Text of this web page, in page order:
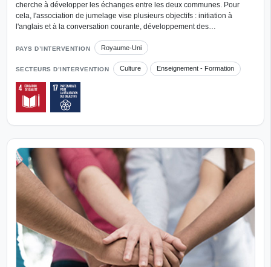
cherche à développer les échanges entre les deux communes. Pour
cela, l'association de jumelage vise plusieurs objectifs : initiation à
l'anglais et à la conversation courante, développement des…
PAYS D’INTERVENTION Royaume-Uni
SECTEURS D’INTERVENTION Culture Enseignement - Formation